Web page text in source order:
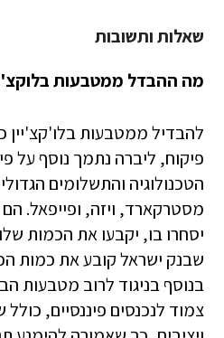
שאלות ותשובות
מה ההבדל ממטבעות
להבדיל ממטבעות בלו'קצ'יין
פיקוח, ליברה נתמך נוסף על
הטכנולוגיה והתשלומים
מסטרקארד, ויזה, ופייפאל.
יסחרו בו, יקבעו את הכמות
שבנק ישראל קובע את כמות
בנוסף בניגוד לרוב מטבעות
צמוד לנכנסים פיננסיים, כולל